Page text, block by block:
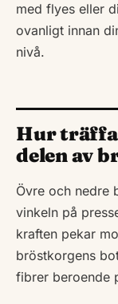
med flyes eller
ovanligt innan
nivå.
Hur
delen av
Övre och nedre
vinkeln på
kraften pekar
bröstkorgens
fibrer beroende